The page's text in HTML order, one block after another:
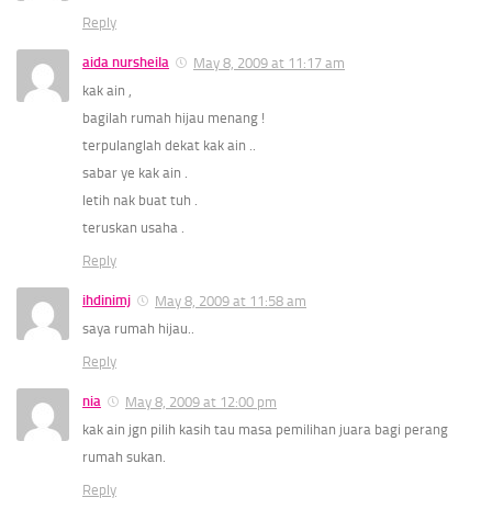
Reply
aida nursheila
May 8, 2009 at 11:17 am
kak ain ,
bagilah rumah hijau menang !
terpulanglah dekat kak ain ..
sabar ye kak ain .
letih nak buat tuh .
teruskan usaha .
Reply
ihdinimj
May 8, 2009 at 11:58 am
saya rumah hijau..
Reply
nia
May 8, 2009 at 12:00 pm
kak ain jgn pilih kasih tau masa pemilihan juara bagi perang
rumah sukan.
Reply